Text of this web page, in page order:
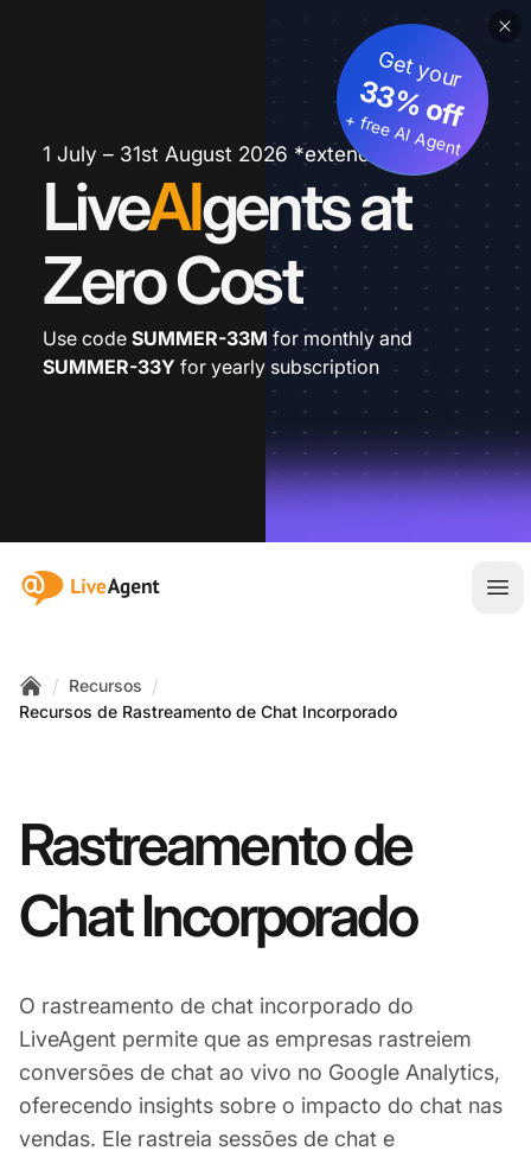
1 July – 31st August 2026 *extended
LiveAIgents at
Zero Cost
Get your
33% off
+ free AI Agent
Use code SUMMER-33M for monthly and
SUMMER-33Y for yearly subscription
:site.title
Home
/ Recursos /
Recursos de Rastreamento de Chat Incorporado
Rastreamento de
Chat Incorporado
O rastreamento de chat incorporado do
LiveAgent permite que as empresas rastreiem
conversões de chat ao vivo no Google Analytics,
oferecendo insights sobre o impacto do chat nas
vendas. Ele rastreia sessões de chat e